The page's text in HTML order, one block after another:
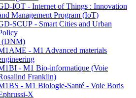
IOT - Internet of Things : Innovation
Management Program (IoT)
SCUP - Smart Cities and Urban
(DNM)
- M1 Advanced materials
- M1 Bio-informatique (Voie
Franklin)
- M1 Biologie-Santé - Voie Boris
X